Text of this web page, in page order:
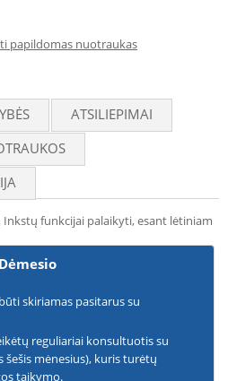
papildomas nuotraukas
ATSILIEPIMAI
funkcijai palaikyti, esant lėtiniam
Dėmesio
skiriamas pasitarus su
reguliariai konsultuotis su
mėnesius), kuris turėtų
taikymo.